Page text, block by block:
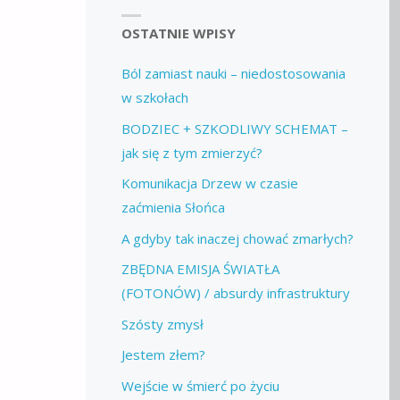
OSTATNIE WPISY
Ból zamiast nauki – niedostosowania
w szkołach
BODZIEC + SZKODLIWY SCHEMAT –
jak się z tym zmierzyć?
Komunikacja Drzew w czasie
zaćmienia Słońca
A gdyby tak inaczej chować zmarłych?
ZBĘDNA EMISJA ŚWIATŁA
(FOTONÓW) / absurdy infrastruktury
Szósty zmysł
Jestem złem?
Wejście w śmierć po życiu